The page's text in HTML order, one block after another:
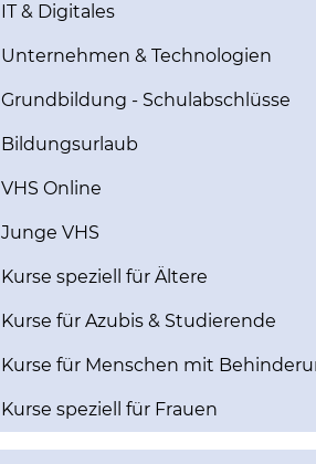
IT & Digitales
Unternehmen & Technologien
Grundbildung - Schulabschlüsse
Bildungsurlaub
VHS Online
Junge VHS
Kurse speziell für Ältere
Kurse für Azubis & Studierende
Kurse für Menschen mit
Kurse speziell für Frauen